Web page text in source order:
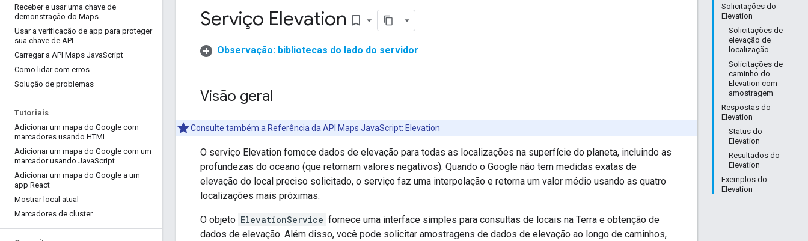
Receber e usar uma chave de
demonstração do Maps
Usar a verificação de app para proteger
sua chave de API
Carregar a API Maps JavaScript
Como lidar com erros
Solução de problemas
Tutoriais
Adicionar um mapa do Google com
marcadores usando HTML
Adicionar um mapa do Google com um
marcador usando JavaScript
Adicionar um mapa do Google a um
app React
Mostrar local atual
Marcadores de cluster
Solicitações do
Elevation
Solicitações de
elevação de
localização
Solicitações de
caminho do
Elevation com
amostragem
Respostas do
Elevation
Status do
Elevation
Resultados do
Elevation
Exemplos do
Elevation
Serviço Elevation bookmark_border
Observação: bibliotecas do lado do servidor
Visão geral
Consulte também a Referência da API Maps JavaScript: Elevation
O serviço Elevation fornece dados de elevação para todas as localizações na superfície do planeta, incluindo as
profundezas do oceano (que retornam valores negativos). Quando o Google não tem medidas exatas de
elevação do local preciso solicitado, o serviço faz uma interpolação e retorna um valor médio usando as quatro
localizações mais próximas.
O objeto ElevationService fornece uma interface simples para consultas de locais na Terra e obtenção de
dados de elevação. Além disso, você pode solicitar amostragens de dados de elevação ao longo de caminhos,